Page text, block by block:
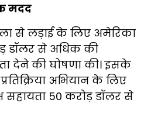
मदद
से लड़ाई के लिए अमेरिका
डॉलर से अधिक की
देने की घोषणा की। इसके
अभियान के लिए
सहायता 50 करोड़ डॉलर से